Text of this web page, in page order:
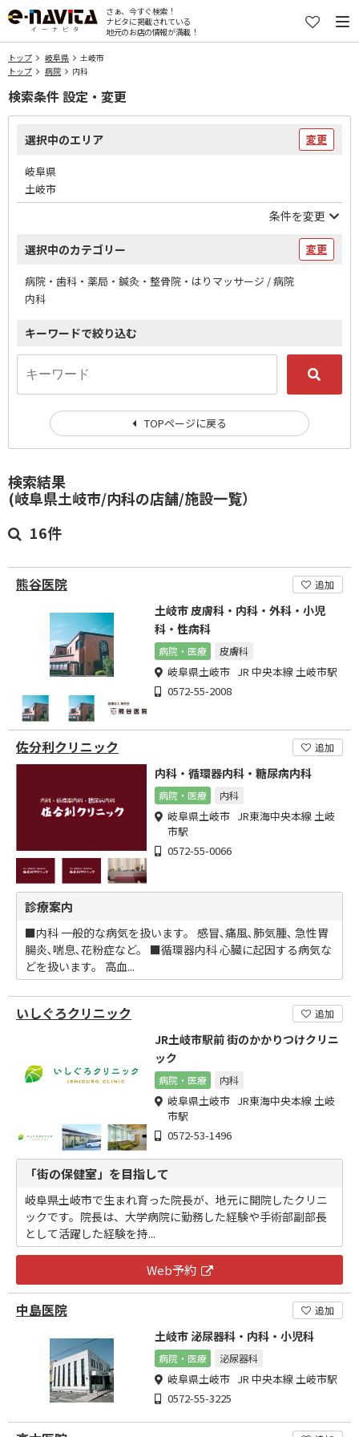
さぁ、今すぐ検索！
ナビタに掲載されている
地元のお店の情報が満載！
トップ 岐阜県
土岐市
トップ
病院 内科
検索結果
(岐阜県土岐市/内科の店舗/施設一覧）
16件
熊谷医院 追加
土岐市 皮膚科・内科・外科・小児
科・性病科
病院・医療 皮膚科
岐阜県土岐市 JR 中央本線 土岐市駅
0572-55-2008
佐分利クリニック 追加
内科・循環器内科・糖尿病内科
病院・医療 内科
岐阜県土岐市 JR東海中央本線 土岐
市駅
0572-55-0066
診療案内
■内科 一般的な病気を扱います。 感冒､痛風､肺気腫､ 急性胃
腸炎､喘息､花粉症など。 ■循環器内科 心臓に起因する病気な
どを扱います。 高血...
いしぐろクリニック 追加
JR土岐市駅前 街のかかりつけクリニ
ック
病院・医療 内科
岐阜県土岐市 JR東海中央本線 土岐
市駅
0572-53-1496
「街の保健室」を目指して
岐阜県土岐市で生まれ育った院長が、地元に開院したクリニ
ックです。院長は、大学病院に勤務した経験や手術部副部長
として活躍した経験を持...
Web予約
中島医院 追加
土岐市 泌尿器科・内科・小児科
病院・医療 泌尿器科
岐阜県土岐市 JR 中央本線 土岐市駅
0572-55-3225
検索条件 設定・変更
選択中のエリア 変更
岐阜県
土岐市
条件を変更
選択中のカテゴリー 変更
病院・歯科・薬局・鍼灸・整骨院・はりマッサージ / 病院
内科
キーワードで絞り込む
TOPページに戻る